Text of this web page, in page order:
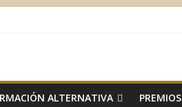
ALTERNATIVA PREMIOS